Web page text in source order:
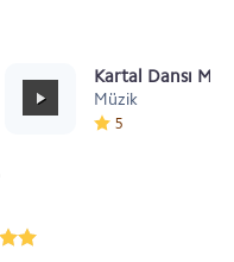
Kartal Dansı
Müzik
5